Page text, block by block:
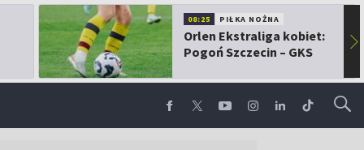
08:25 PIŁKA NOŻNA
Orlen Ekstraliga kobiet:
Pogoń Szczecin – GKS
▶